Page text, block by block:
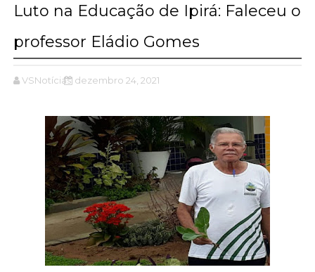
Luto na Educação de Ipirá: Faleceu o
professor Eládio Gomes
VSNotícias dezembro 24, 2021